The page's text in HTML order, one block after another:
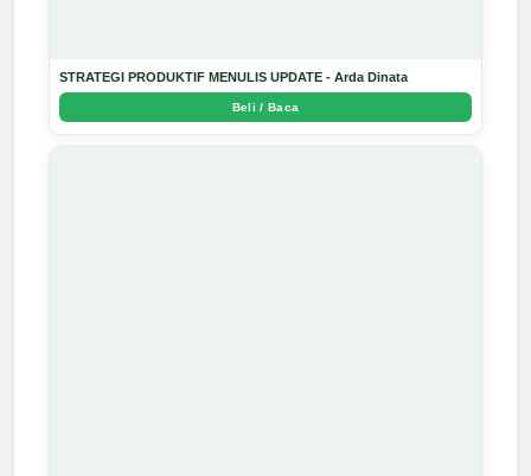
STRATEGI PRODUKTIF MENULIS UPDATE - Arda Dinata
Beli / Baca